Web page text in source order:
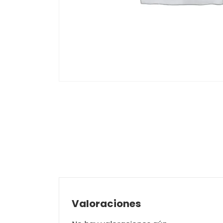
Valoraciones